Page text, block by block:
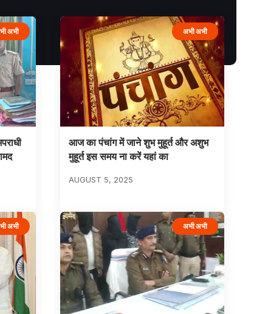
अभी अभी अभी
आज का पंचांग में जाने शुभ मुहूर्त और अशुभ
मुहूर्त इस समय ना करें यहां का
AUGUST 5, 2025
अभी अभी अभी